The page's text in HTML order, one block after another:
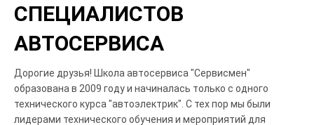
СПЕЦИАЛИСТОВ
АВТОСЕРВИСА
Дорогие друзья! Школа автосервиса "Сервисмен"
образована в 2009 году и начиналась только с одного
технического курса "автоэлектрик". С тех пор мы были
лидерами технического обучения и мероприятий для